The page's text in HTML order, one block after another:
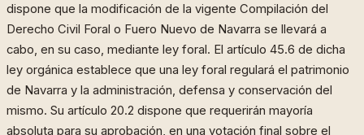
dispone que la modificación de la vigente Compilación del
Derecho Civil Foral o Fuero Nuevo de Navarra se llevará a
cabo, en su caso, mediante ley foral. El artículo 45.6 de dicha
ley orgánica establece que una ley foral regulará el patrimonio
de Navarra y la administración, defensa y conservación del
mismo. Su artículo 20.2 dispone que requerirán mayoría
absoluta para su aprobación, en una votación final sobre el